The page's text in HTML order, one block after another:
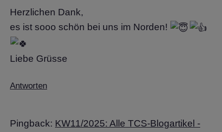
Herzlichen Dank,
es ist sooo schön bei uns im Norden!
Liebe Grüsse
Antworten
Pingback: KW11/2025: Alle TCS-Blogartikel -